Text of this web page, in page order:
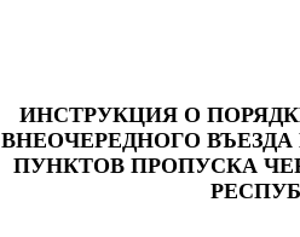
ИНСТРУКЦИЯ О
ВНЕОЧЕРЕДНОГО
ПУНКТОВ ПРОПУСКА